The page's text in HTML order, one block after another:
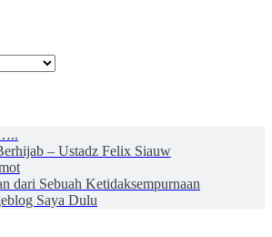
– Ustadz Felix Siauw
dari Sebuah Ketidaksempurnaan
Saya Dulu